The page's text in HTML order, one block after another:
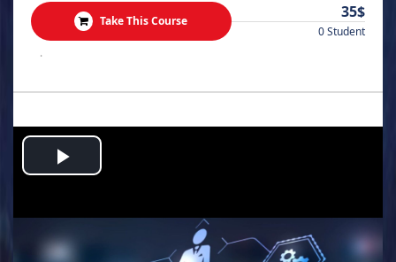
Take This Course 35$
0 Student
.
Play
Video